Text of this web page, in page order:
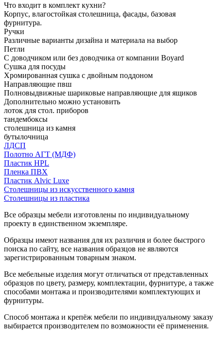
Что входит в комплект кухни?
Корпус, влагостойкая столешница, фасады, базовая
фурнитура.
Ручки
Различные варианты дизайна и материала на выбор
Петли
С доводчиком или без доводчика от компании Boyard
Сушка для посуды
Хромированная сушка с двойным поддоном
Направляющие пвш
Полновыдвижные шариковые направляющие для ящиков
Дополнительно можно установить
лоток для стол. приборов
тандембоксы
столешница из камня
бутылочница
ЛДСП
Полотно АГТ (МДФ)
Пластик HPL
Пленка ПВХ
Пластик Alvic Luxe
Столешницы из искусственного камня
Столешницы из пластика
Все образцы мебели изготовлены по индивидуальному
проекту в единственном экземпляре.
Образцы имеют названия для их различия и более быстрого
поиска по сайту, все названия образцов не являются
зарегистрированным товарным знаком.
Все мебельные изделия могут отличаться от представленных
образцов по цвету, размеру, комплектации, фурнитуре, а также
способами монтажа и производителями комплектующих и
фурнитуры.
Способ монтажа и крепёж мебели по индивидуальному заказу
выбирается производителем по возможности её применения.